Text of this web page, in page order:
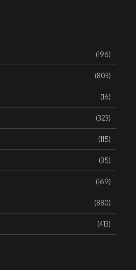
(196)
(803)
(16)
(323)
(115)
(35)
(169)
(880)
(413)